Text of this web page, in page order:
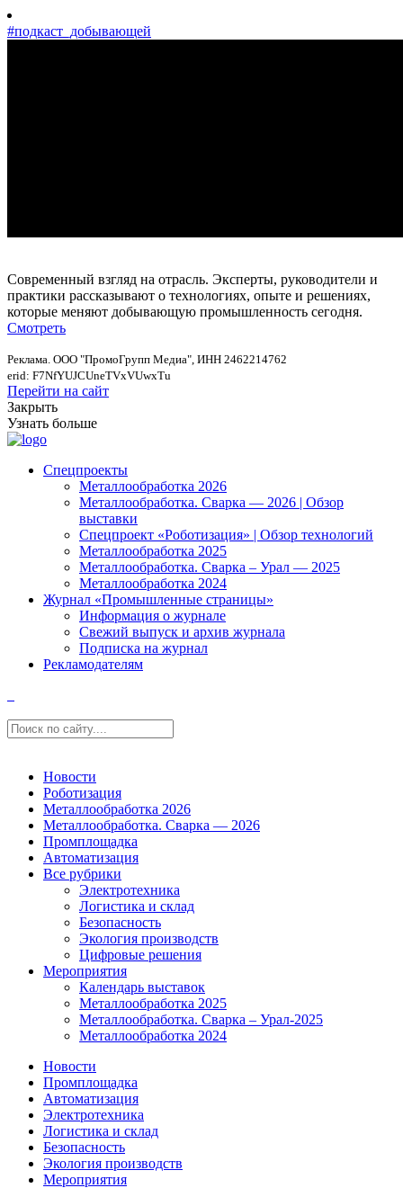
#подкаст_добывающей
Современный взгляд на отрасль. Эксперты, руководители и
практики рассказывают о технологиях, опыте и решениях,
которые меняют добывающую промышленность сегодня.
Смотреть
Реклама. ООО "ПромоГрупп Медиа", ИНН 2462214762
erid: F7NfYUJCUneTVxVUwxTu
Перейти на сайт
Закрыть
Узнать больше
Спецпроекты
Металлообработка 2026
Металлообработка. Сварка — 2026 | Обзор
выставки
Спецпроект «Роботизация» | Обзор технологий
Металлообработка 2025
Металлообработка. Сварка – Урал — 2025
Металлообработка 2024
Журнал «Промышленные страницы»
Информация о журнале
Свежий выпуск и архив журнала
Подписка на журнал
Рекламодателям
Новости
Роботизация
Металлообработка 2026
Металлообработка. Сварка — 2026
Промплощадка
Автоматизация
Все рубрики
Электротехника
Логистика и склад
Безопасность
Экология производств
Цифровые решения
Мероприятия
Календарь выставок
Металлообработка 2025
Металлообработка. Сварка – Урал-2025
Металлообработка 2024
Новости
Промплощадка
Автоматизация
Электротехника
Логистика и склад
Безопасность
Экология производств
Мероприятия